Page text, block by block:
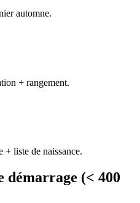
automne.
+ rangement.
liste de naissance.
démarrage (< 400